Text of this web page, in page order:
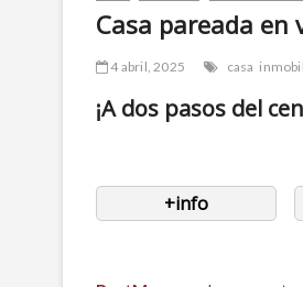
Casa pareada en
4 abril, 2025 casa
¡A dos pasos del
+info